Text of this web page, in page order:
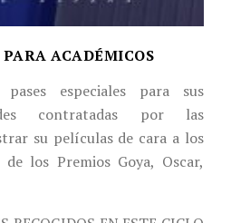
PARA ACADÉMICOS
especiales para sus
contratadas por las
su películas de cara a los
los Premios Goya, Oscar,